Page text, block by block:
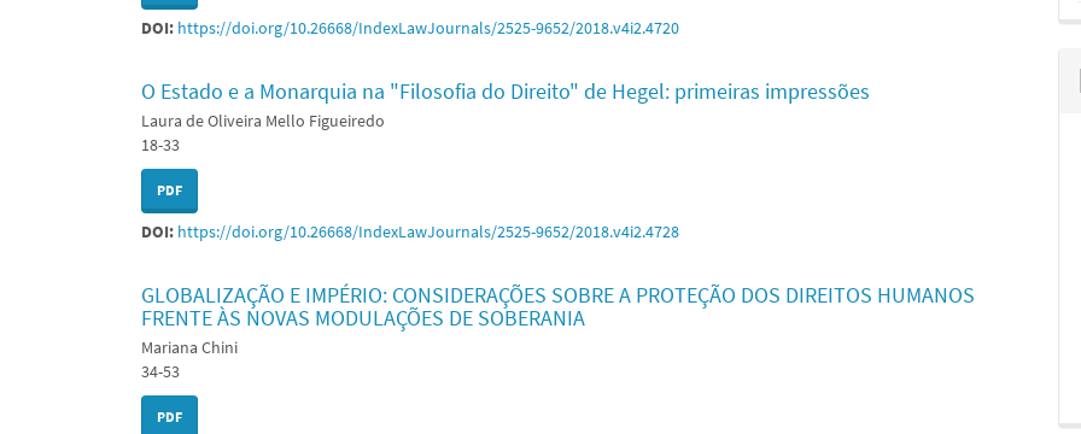
DOI: https://doi.org/10.26668/IndexLawJournals/2525-9652/2018.v4i2.4720
O Estado e a Monarquia na "Filosofia do Direito" de Hegel: primeiras impressões
Laura de Oliveira Mello Figueiredo
18-33
PDF
DOI: https://doi.org/10.26668/IndexLawJournals/2525-9652/2018.v4i2.4728
GLOBALIZAÇÃO E IMPÉRIO: CONSIDERAÇÕES SOBRE A PROTEÇÃO DOS DIREITOS HUMANOS
FRENTE ÀS NOVAS MODULAÇÕES DE SOBERANIA
Mariana Chini
34-53
PDF